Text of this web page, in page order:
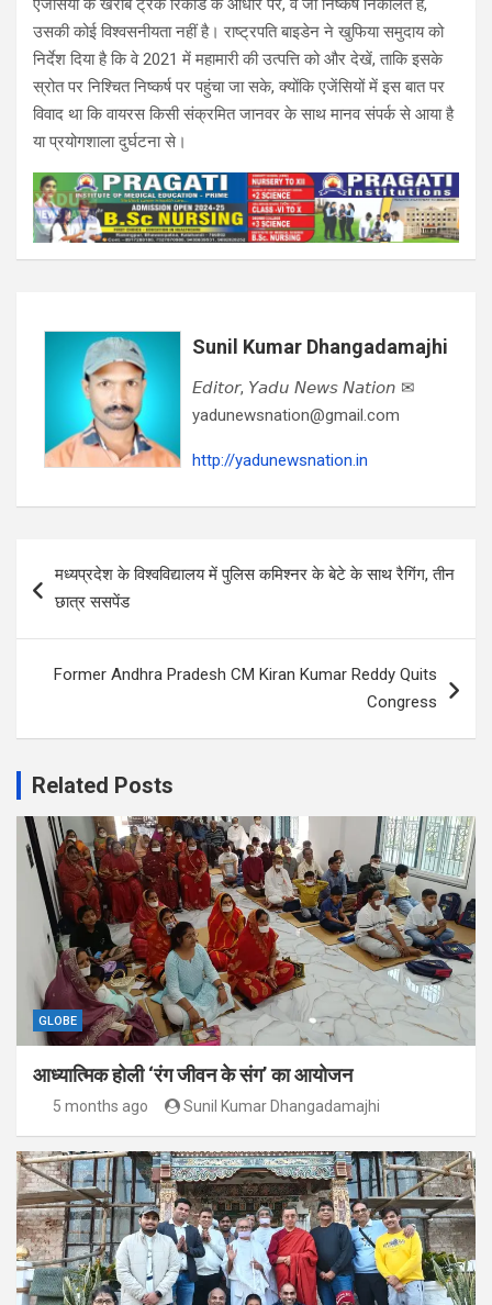
एजेंसियों के खराब ट्रैक रिकॉर्ड के आधार पर, वे जो निष्कर्ष निकालते हैं,
उसकी कोई विश्वसनीयता नहीं है। राष्ट्रपति बाइडेन ने खुफिया समुदाय को
निर्देश दिया है कि वे 2021 में महामारी की उत्पत्ति को और देखें, ताकि इसके
स्रोत पर निश्चित निष्कर्ष पर पहुंचा जा सके, क्योंकि एजेंसियों में इस बात पर
विवाद था कि वायरस किसी संक्रमित जानवर के साथ मानव संपर्क से आया है
या प्रयोगशाला दुर्घटना से।
Sunil Kumar Dhangadamajhi
𝘌𝘥𝘪𝘵𝘰𝘳, 𝘠𝘢𝘥𝘶 𝘕𝘦𝘸𝘴 𝘕𝘢𝘵𝘪𝘰𝘯 ✉
yadunewsnation@gmail.com
http://yadunewsnation.in
navigation
मध्यप्रदेश के विश्वविद्यालय में पुलिस कमिश्नर के बेटे के साथ रैगिंग, तीन
छात्र ससपेंड
Former Andhra Pradesh CM Kiran Kumar Reddy Quits
Congress
Related Posts
GLOBE
आध्यात्मिक होली ‘रंग जीवन के संग’ का आयोजन
5 months ago Sunil Kumar Dhangadamajhi